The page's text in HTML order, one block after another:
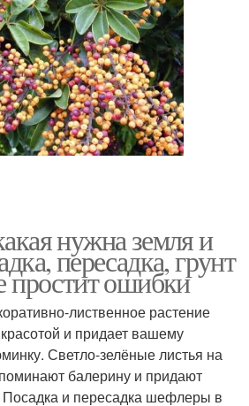
нужна земля и
пересадка, грунт
простит ошибки
лиственное растение
и придает вашему
Светло-зелёные листья на
балерину и придают
Посадка и пересадка шефлеры в